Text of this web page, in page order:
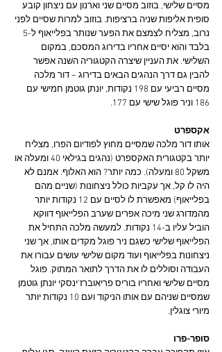
מסיים שלישי, בוזוב מסיים שני וארנון עם ניצחון קובע
סופית אליפות שניה ברציפות. בוזוב למרות שסיים לפני
בלבד והוא יסיים אחריו בדירוג המסכם, במקום
השלישי. את העניין שיצרה הקטגוריה השנה אפשר
להבין גם דרך הנהגים הבאים בדירוג – דור מלכה
מסיים רביעי עם 198 נקודות, יונתן גוטמן חמישי עם
186 וניר פוגל שישי עם 177.
אקספרט
אותו דור מלכה שמסיים מחוץ לפודיום הפרו, מצליח
יותר בקטגורית האקספרט (נהגים בגילאי 40 ומעלה או
משקל 80 ומעלה). כמה יותר? הוא האלוף. אמנם לא
היה לו קל, אך עקביות כולל ניצחונות (שניים מהם
בפלייאוף) מאפשרת לו לסיים עם 12 נקודות יותר
מהמדורג שני מיכה אפרים שערב הפלייאוף דווקא
הוביל עליו ב-14 נקודות. למעשה מלכה התחיל את
הפלייאוף שלישי כשגם ניר פוגל מקדים אותו, אך שני
ניצחונות בפלייאוף ועוד מקום שלישי עושים עבורו את
העבודה וסוללים לו את הדרך לתואר המתוק. פוגל
מסיים שלישי ואחריו בוריס פריאוברז'ינסקי יונתן גוטמן
שמסיים שניהם עם אותו הניקוד ועם 10 נקודות יותר
מיורי צוגלין.
סופר-פרו